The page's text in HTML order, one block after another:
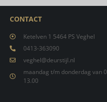
CONTACT
Ketelven 1 5464 PS Veghel
0413-363090
veghel@deurstijl.nl
maandag t/m donderdag van
13.00